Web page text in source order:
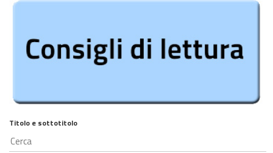
Titolo e sottotitolo